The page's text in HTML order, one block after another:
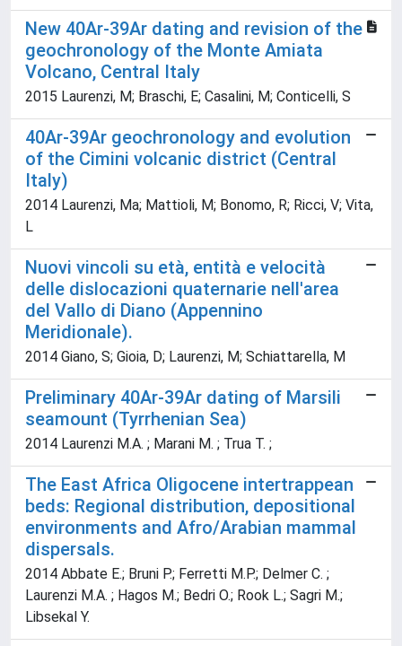
New 40Ar-39Ar dating and revision of the
geochronology of the Monte Amiata
Volcano, Central Italy
2015 Laurenzi, M; Braschi, E; Casalini, M; Conticelli, S
40Ar-39Ar geochronology and evolution
of the Cimini volcanic district (Central
Italy)
2014 Laurenzi, Ma; Mattioli, M; Bonomo, R; Ricci, V; Vita,
L
Nuovi vincoli su età, entità e velocità
delle dislocazioni quaternarie nell'area
del Vallo di Diano (Appennino
Meridionale).
2014 Giano, S; Gioia, D; Laurenzi, M; Schiattarella, M
Preliminary 40Ar-39Ar dating of Marsili
seamount (Tyrrhenian Sea)
2014 Laurenzi M.A. ; Marani M. ; Trua T. ;
The East Africa Oligocene intertrappean
beds: Regional distribution, depositional
environments and Afro/Arabian mammal
dispersals.
2014 Abbate E.; Bruni P.; Ferretti M.P.; Delmer C. ;
Laurenzi M.A. ; Hagos M.; Bedri O.; Rook L.; Sagri M.;
Libsekal Y.